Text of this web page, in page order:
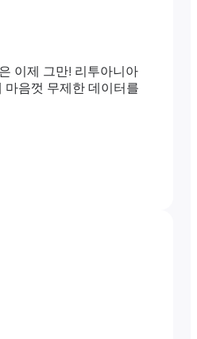
이제 그만! 리투아니아
마음껏 무제한 데이터를